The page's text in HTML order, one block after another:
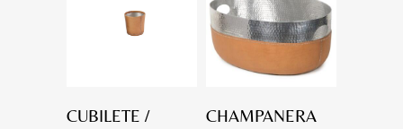
CUBILETE /
CHAMPANERA